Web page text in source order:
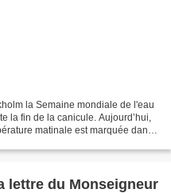
la Semaine mondiale de l'eau
la fin de la canicule. Aujourd’hui,
matinale est marquée dans
lettre du Monseigneur